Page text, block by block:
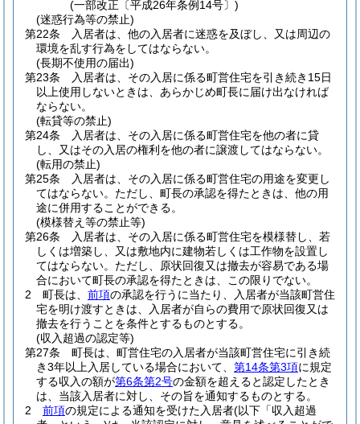
(一部改正〔平成26年条例14号〕)
(迷惑行為等の禁止)
第22条
入居者は、他の入居者に迷惑を及ぼし、又は周辺の
環境を乱す行為をしてはならない。
(長期不使用の届出)
第23条
入居者は、その入居に係る町営住宅を引き続き15日
以上使用しないときは、あらかじめ町長に届け出なければ
ならない。
(転貸等の禁止)
第24条
入居者は、その入居に係る町営住宅を他の者に貸
し、又はその入居の権利を他の者に譲渡してはならない。
(転用の禁止)
第25条
入居者は、その入居に係る町営住宅の用途を変更し
てはならない。 ただし、町長の承認を得たときは、他の用
途に併用することができる。
(模様替え等の禁止等)
第26条
入居者は、その入居に係る町営住宅を模様替し、若
しくは増築し、又は敷地内に建物若しくは工作物を設置し
てはならない。 ただし、原状回復又は撤去が容易である場
合において町長の承認を得たときは、この限りでない。
2
町長は、 前項の承認を行うに当たり、入居者が当該町営住
宅を明け渡すときは、入居者が自らの費用で原状回復又は
撤去を行うことを条件とするものとする。
(収入超過の認定等)
第27条
町長は、町営住宅の入居者が当該町営住宅に引き続
き3年以上入居している場合において、 第14条第3項に規定
する収入の額が第6条第2号の金額を超えると認定したとき
は、当該入居者に対し、その旨を通知するものとする。
2
前項の規定による通知を受けた入居者(以下「収入超過